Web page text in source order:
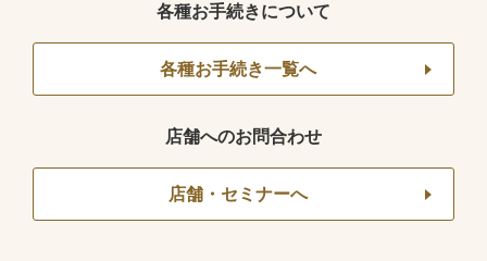
各種お手続きについて
各種お手続き一覧へ
店舗へのお問合わせ
店舗・セミナーへ